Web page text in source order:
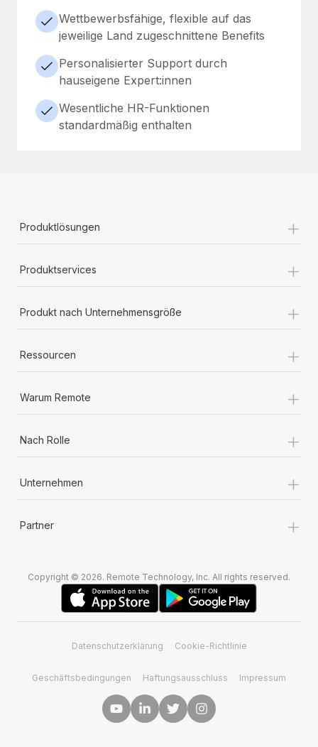
Wettbewerbsfähige, flexible auf das
jeweilige Land zugeschnittene Benefits
Personalisierter Support durch
hauseigene Expert:innen
Wesentliche HR-Funktionen
standardmäßig enthalten
Produktlösungen +
Produktservices +
Produkt nach Unternehmensgröße +
Ressourcen +
Warum Remote +
Nach Rolle +
Unternehmen +
Partner +
Copyright © 2026. Remote Technology, Inc. All rights reserved.
Datenschutzerklärung Cookie-Richtlinie
Geschäftsbedingungen Haftungsausschluss Impressum